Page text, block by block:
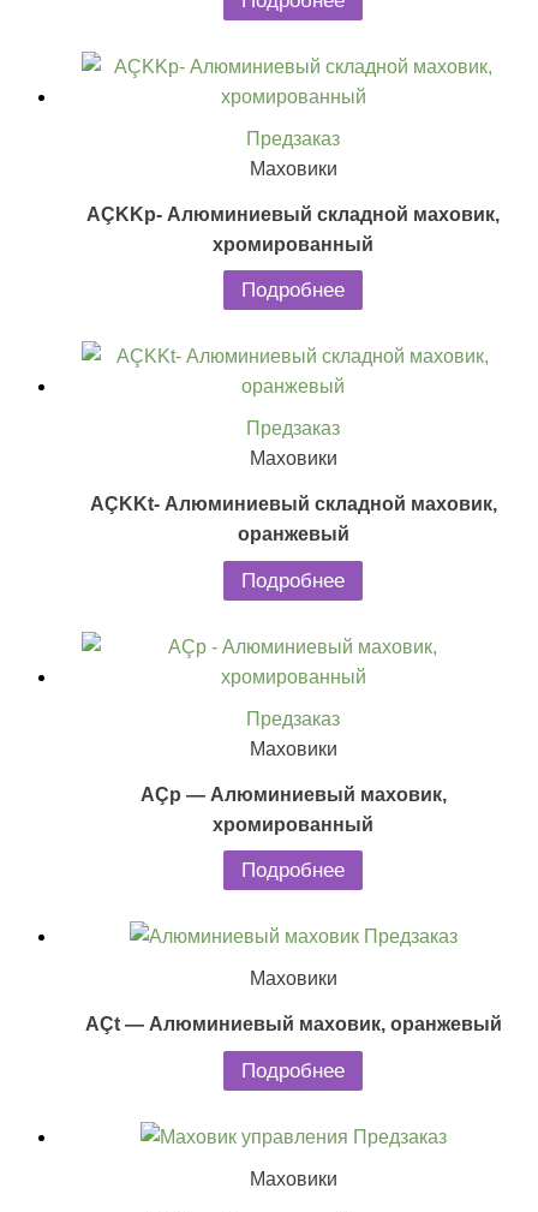
Предзаказ
Маховики
AÇKKp- Алюминиевый складной маховик,
хромированный
Подробнее
Предзаказ
Маховики
AÇKKt- Алюминиевый складной маховик,
оранжевый
Подробнее
Предзаказ
Маховики
AÇp — Алюминиевый маховик,
хромированный
Подробнее
Предзаказ
Маховики
AÇt — Алюминиевый маховик, оранжевый
Подробнее
Предзаказ
Маховики